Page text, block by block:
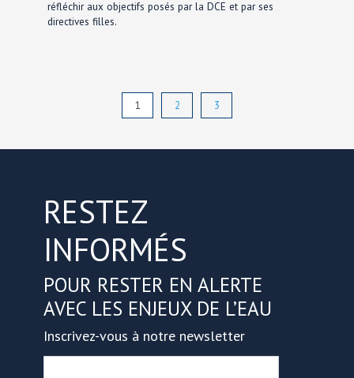
réfléchir aux objectifs posés par la DCE et par ses
directives filles.
1 2 3
RESTEZ
INFORMÉS
POUR RESTER EN ALERTE
AVEC LES ENJEUX DE L’EAU
Inscrivez-vous à notre newsletter